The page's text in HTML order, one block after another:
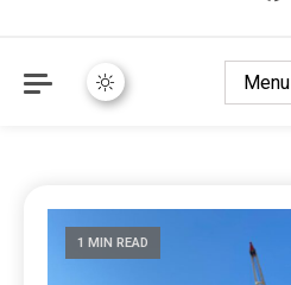
Menu
1 MIN READ